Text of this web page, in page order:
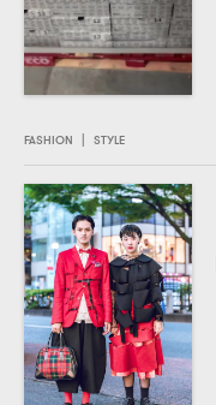
FASHION STYLE